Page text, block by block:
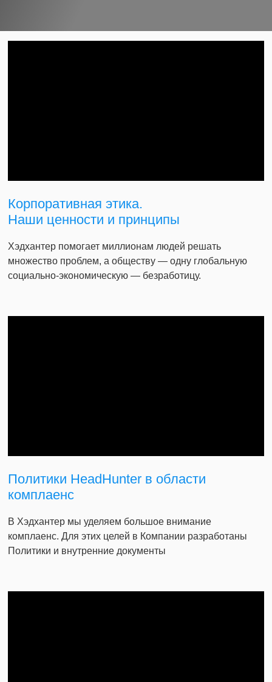
Корпоративная этика.
Наши ценности и принципы
Хэдхантер помогает миллионам людей решать
множество проблем, а обществу — одну глобальную
социально-экономическую — безработицу.
Политики HeadHunter в области
комплаенс
В Хэдхантер мы уделяем большое внимание
комплаенс. Для этих целей в Компании разработаны
Политики и внутренние документы